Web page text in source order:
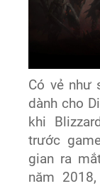
Có vẻ như
dành cho
khi
trước
gian ra
năm